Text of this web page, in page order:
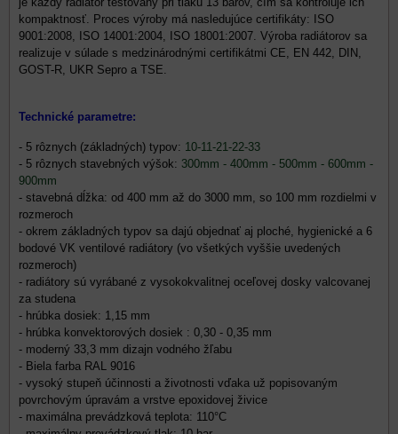
kompaktnosť. Proces výroby má nasledujúce certifikáty: ISO
9001:2008, ISO 14001:2004, ISO 18001:2007. Výroba radiátorov sa
realizuje v súlade s medzinárodnými certifikátmi CE, EN 442, DIN,
GOST-R, UKR Sepro a TSE.
Technické parametre:
- 5 rôznych (základných) typov: 10-11-21-22-33
- 5 rôznych stavebných výšok: 300mm - 400mm - 500mm - 600mm -
900mm
- stavebná dĺžka: od 400 mm až do 3000 mm, so 100 mm rozdielmi v
rozmeroch
- okrem základných typov sa dajú objednať aj ploché, hygienické a 6
bodové VK ventilové radiátory (vo všetkých vyššie uvedených
rozmeroch)
- radiátory sú vyrábané z vysokokvalitnej oceľovej dosky valcovanej
za studena
- hrúbka dosiek: 1,15 mm
- hrúbka konvektorových dosiek : 0,30 - 0,35 mm
- moderný 33,3 mm dizajn vodného žľabu
- Biela farba RAL 9016
- vysoký stupeň účinnosti a životnosti vďaka už popisovaným
povrchovým úpravám a vrstve epoxidovej živice
- maximálna prevádzková teplota: 110°C